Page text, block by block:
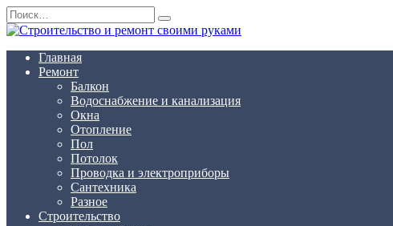
Перейти
к
содержанию
Search
for:
Главная
Ремонт
Балкон
Водоснабжение и канализация
Окна
Отопление
Пол
Потолок
Проводка и электроприборы
Сантехника
Разное
Строительство